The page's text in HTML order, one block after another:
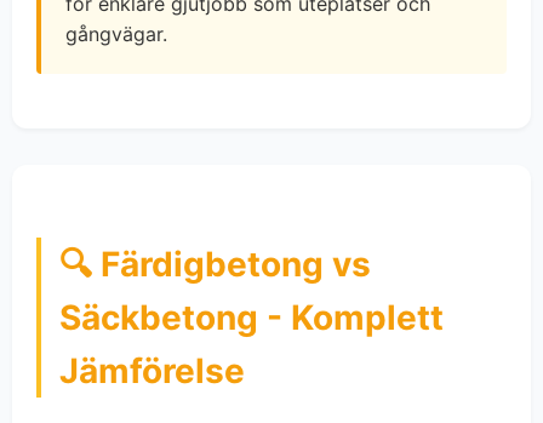
gångvägar.
🔍 Färdigbetong vs
Säckbetong - Komplett
Jämförelse